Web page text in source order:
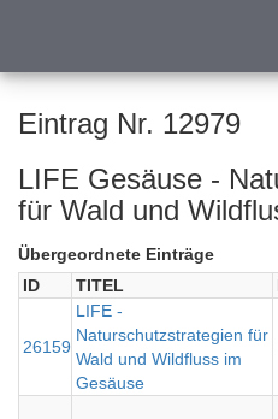
Eintrag Nr. 12979
LIFE Gesäuse -
für Wald und
Übergeordnete Einträge
ID
TITEL
26159
LIFE -
Naturschutzstrategien für
Wald und Wildfluss im
Gesäuse